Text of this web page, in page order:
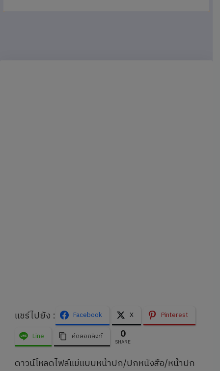
แชร์ไปยัง : Facebook X
Pinterest
Line
คัดลอกลิงก์ 0
SHARE
ดาวน์โหลดไฟล์แม่แบบหน้าปก/ปกหนังสือ/หน้าปก